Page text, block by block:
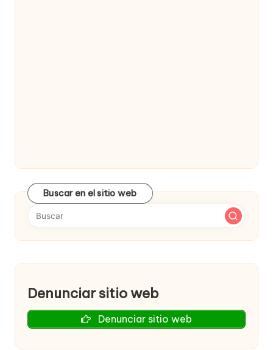
Buscar en el sitio web
Denunciar sitio web
Denunciar sitio web